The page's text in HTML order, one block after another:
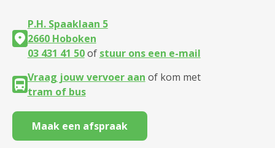
P.H. Spaaklaan 5
2660 Hoboken
03 431 41 50of stuur ons een e-mail
Vraag jouw vervoer aan of kom met
tram of bus
Maak een afspraak